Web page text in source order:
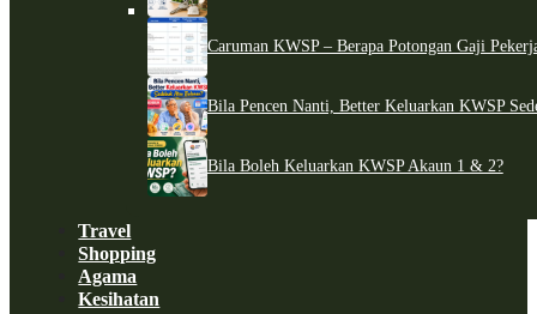
Caruman KWSP – Berapa Potongan Gaji
Bila Pencen Nanti, Better Keluarkan KWSP
Bila Boleh Keluarkan KWSP Akaun 1 & 2?
Travel
Shopping
Agama
Kesihatan